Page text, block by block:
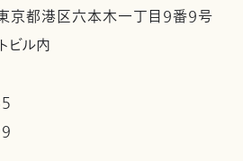
都港区六本木一丁目９番９号
ビル内